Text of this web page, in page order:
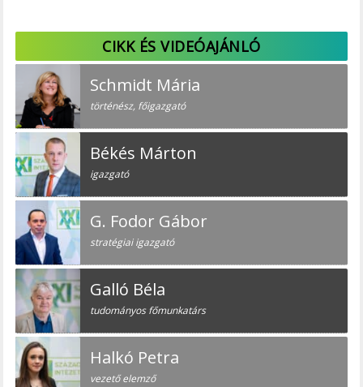
CIKK ÉS VIDEÓAJÁNLÓ
Schmidt Mária
történész, főigazgató
Békés Márton
igazgató
G. Fodor Gábor
stratégiai igazgató
Galló Béla
tudományos főmunkatárs
Halkó Petra
vezető elemző